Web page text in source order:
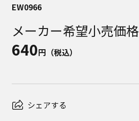
EW0966
メーカー希望小売価格
640円（税込）
シェアする